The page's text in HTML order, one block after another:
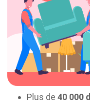
Plus de 40 000